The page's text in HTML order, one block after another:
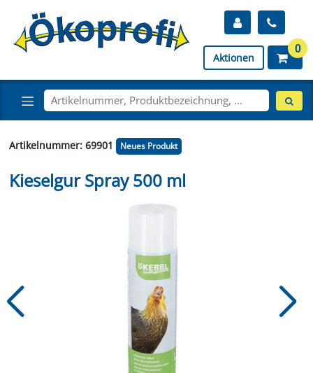
Aktionen
0
Artikelnummer: 69901 Neues Produkt
Kieselgur Spray 500 ml